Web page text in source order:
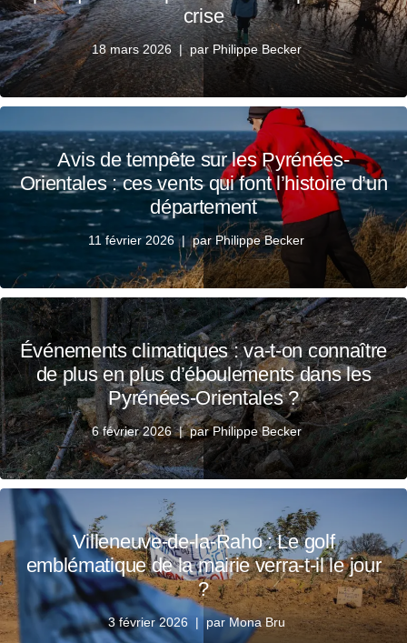
crise
18 mars 2026 parPhilippe Becker
Avis de tempête sur les Pyrénées-
Orientales : ces vents qui font l’histoire d’un
département
11 février 2026 parPhilippe Becker
Événements climatiques : va-t-on connaître
de plus en plus d’éboulements dans les
Pyrénées-Orientales ?
6 février 2026 parPhilippe Becker
Villeneuve-de-la-Raho : Le golf
emblématique de la mairie verra-t-il le jour
?
3 février 2026 parMona Bru